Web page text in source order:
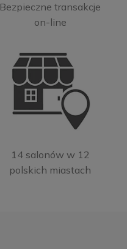
Bezpieczne transakcje
on-line
14 salonów w 12
polskich miastach